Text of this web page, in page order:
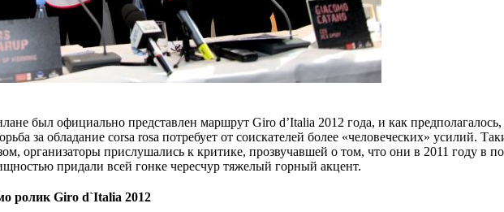
был официально представлен маршрут Giro d’Italia 2012 года, и как предполагалось,
за обладание corsa rosa потребует от соискателей более «человеческих» усилий.
организаторы прислушались к критике, прозвучавшей о том, что они в 2011 году в
придали всей гонке чересчур тяжелый горный акцент.
ролик Giro d`Italia 2012